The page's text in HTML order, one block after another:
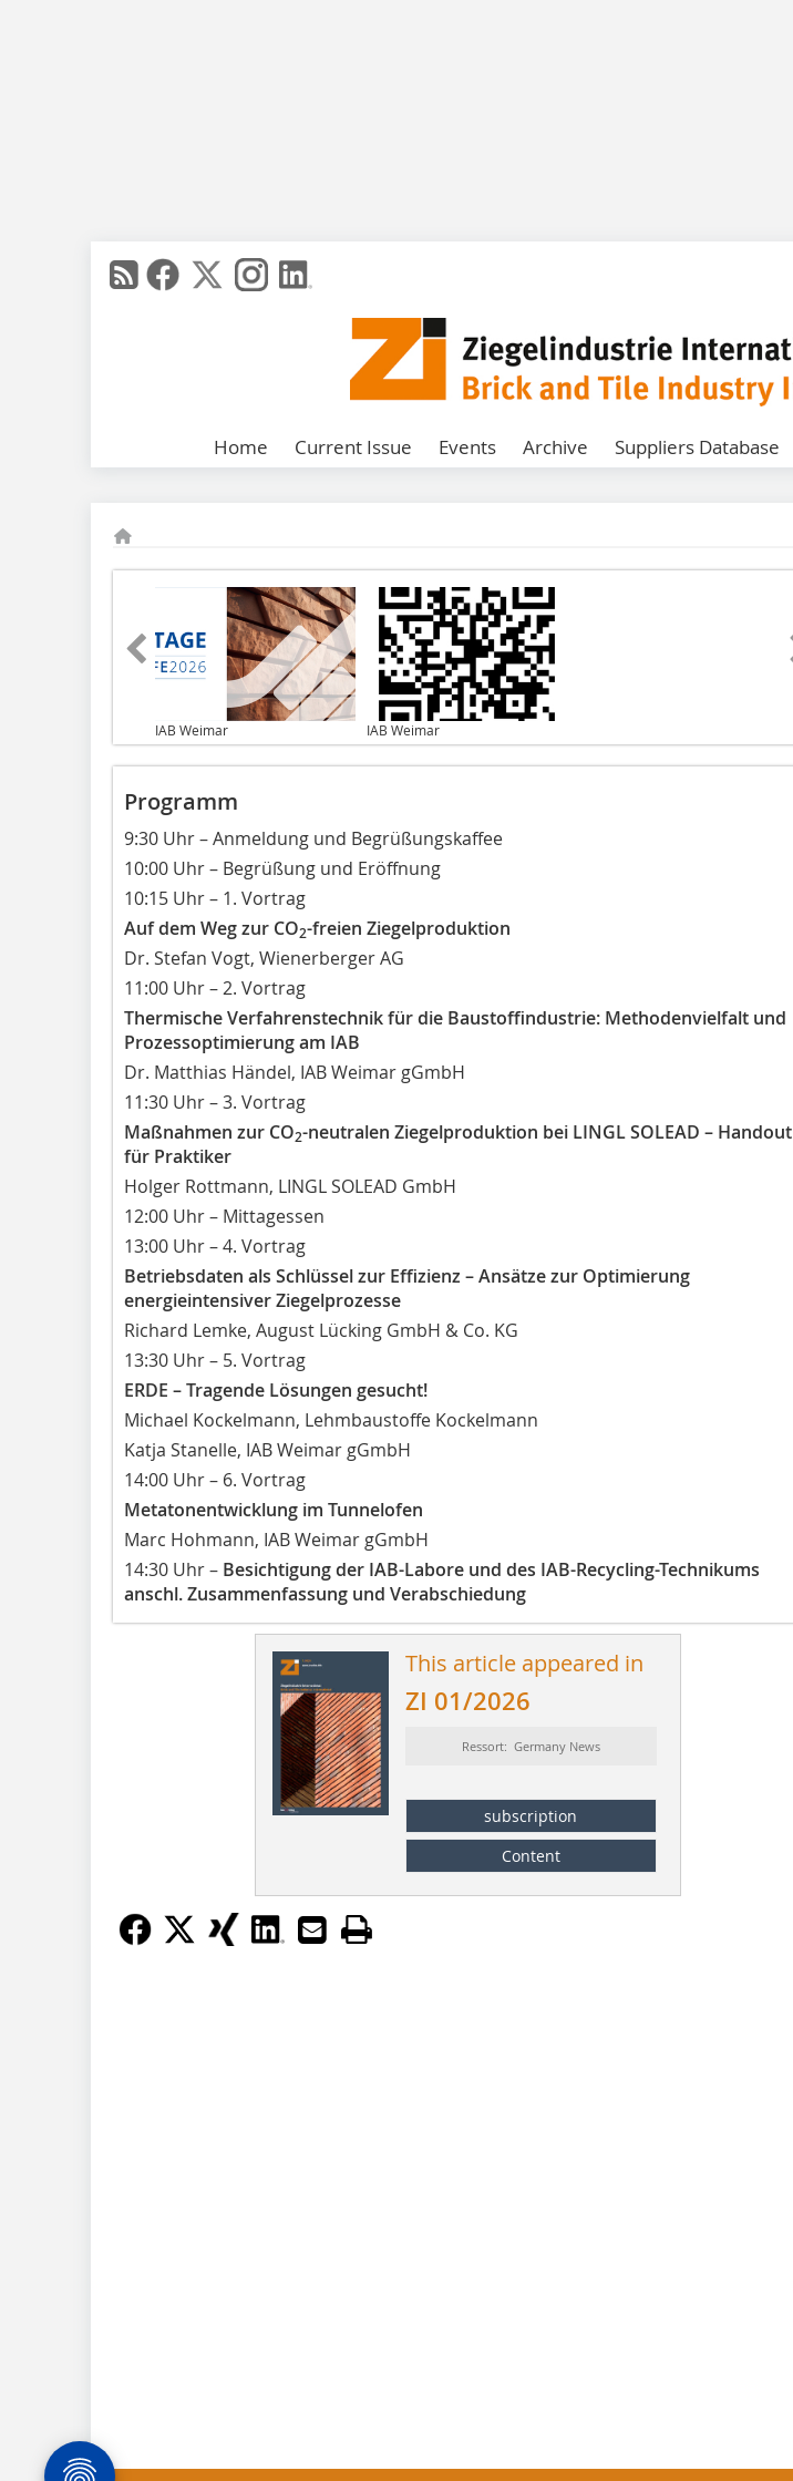
Home Current Issue Events Archive Suppliers Database
IAB Weimar IAB Weimar
Programm
9:30 Uhr – Anmeldung und Begrüßungskaffee
10:00 Uhr – Begrüßung und Eröffnung
10:15 Uhr – 1. Vortrag
Auf dem Weg zur CO2-freien Ziegelproduktion
Dr. Stefan Vogt, Wienerberger AG
11:00 Uhr – 2. Vortrag
Thermische Verfahrenstechnik für die Baustoffindustrie: Methodenvielfalt und
Prozessoptimierung am IAB
Dr. Matthias Händel, IAB Weimar gGmbH
11:30 Uhr – 3. Vortrag
Maßnahmen zur CO2-neutralen Ziegelproduktion bei LINGL SOLEAD – Handout
für Praktiker
Holger Rottmann, LINGL SOLEAD GmbH
12:00 Uhr – Mittagessen
13:00 Uhr – 4. Vortrag
Betriebsdaten als Schlüssel zur Effizienz – Ansätze zur Optimierung
energieintensiver Ziegelprozesse
Richard Lemke, August Lücking GmbH & Co. KG
13:30 Uhr – 5. Vortrag
ERDE – Tragende Lösungen gesucht!
Michael Kockelmann, Lehmbaustoffe Kockelmann
Katja Stanelle, IAB Weimar gGmbH
14:00 Uhr – 6. Vortrag
Metatonentwicklung im Tunnelofen
Marc Hohmann, IAB Weimar gGmbH
14:30 Uhr – Besichtigung der IAB-Labore und des IAB-Recycling-Technikums
anschl. Zusammenfassung und Verabschiedung
This article appeared in
ZI 01/2026
Ressort: Germany News
subscription
Content